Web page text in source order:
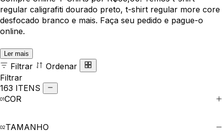
regular caligrafiti dourado preto, t-shirt regular more core
desfocado branco e mais. Faça seu pedido e pague-o
online.
Ler mais
Filtrar
Ordenar
Filtrar
163 ITENS
COR
TAMANHO